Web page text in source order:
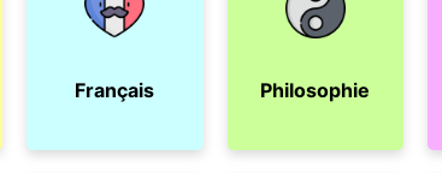
Français Philosophie